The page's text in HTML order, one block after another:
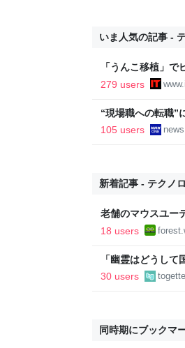
いま人気の記事 -
「うんこ移植」
に ヒトの実証は
279 users
“現場職への転職”
105 users
新着記事 - テクノ
老舗のマウスユー
りに復活／64bit
18 users
「幽霊はどうし
にロケに行く事が
30 users
同時期にブックマ